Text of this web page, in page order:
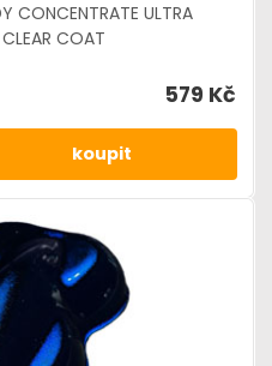
CONCENTRATE ULTRA
COAT
579 Kč